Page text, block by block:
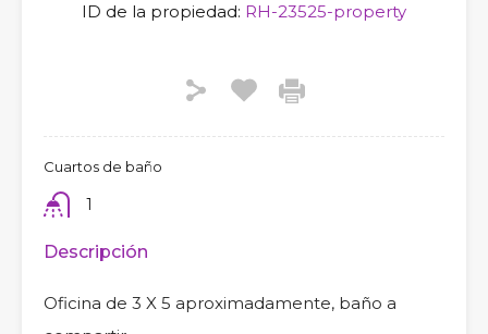
ID de la propiedad: RH-23525-property
Cuartos de baño
1
Descripción
Oficina de 3 X 5 aproximadamente, baño a